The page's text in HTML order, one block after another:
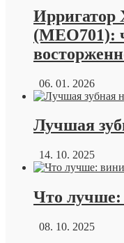
(MEO701):
06. 01. 2026
Лучшая
14. 10. 2025
Что
08. 10. 2025